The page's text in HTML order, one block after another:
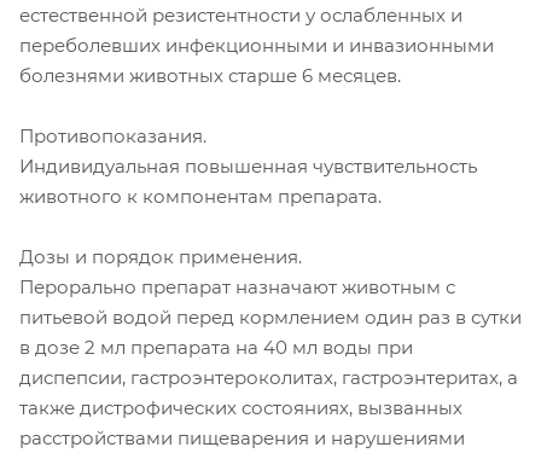
естественной резистентности у ослабленных и
переболевших инфекционными и инвазионными
болезнями животных старше 6 месяцев.
Противопоказания.
Индивидуальная повышенная чувствительность
животного к компонентам препарата.
Дозы и порядок применения.
Перорально препарат назначают животным с
питьевой водой перед кормлением один раз в сутки
в дозе 2 мл препарата на 40 мл воды при
диспепсии, гастроэнтероколитах, гастроэнтеритах, а
также дистрофических состояниях, вызванных
расстройствами пищеварения и нарушениями